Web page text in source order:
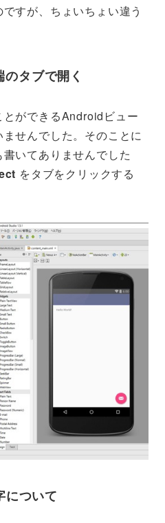
すが、ちょいちょい違う
タブで開く
ができるAndroidビュー
せんでした。そのことに
いてありませんでした
をタブをクリックする
について